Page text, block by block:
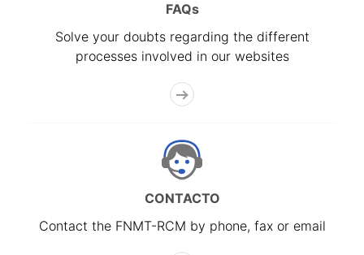
FAQs
Solve your doubts regarding the different
processes involved in our websites
CONTACTO
Contact the FNMT-RCM by phone, fax or email